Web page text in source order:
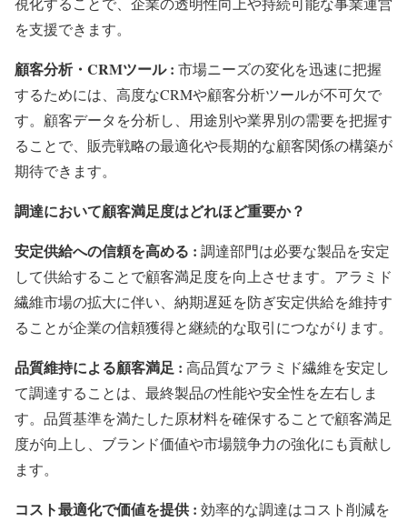
を支援できます。
顧客分析・CRMツール : 市場ニーズの変化を迅速に把握
するためには、高度なCRMや顧客分析ツールが不可欠で
す。顧客データを分析し、用途別や業界別の需要を把握す
ることで、販売戦略の最適化や長期的な顧客関係の構築が
期待できます。
調達において顧客満足度はどれほど重要か？
安定供給への信頼を高める : 調達部門は必要な製品を安定
して供給することで顧客満足度を向上させます。アラミド
繊維市場の拡大に伴い、納期遅延を防ぎ安定供給を維持す
ることが企業の信頼獲得と継続的な取引につながります。
品質維持による顧客満足 : 高品質なアラミド繊維を安定し
て調達することは、最終製品の性能や安全性を左右しま
す。品質基準を満たした原材料を確保することで顧客満足
度が向上し、ブランド価値や市場競争力の強化にも貢献し
ます。
コスト最適化で価値を提供 : 効率的な調達はコスト削減を